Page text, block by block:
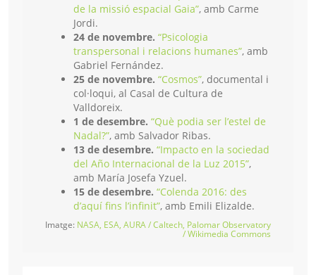
de la missió espacial Gaia”, amb Carme
Jordi.
24 de novembre. “Psicologia
transpersonal i relacions humanes”, amb
Gabriel Fernández.
25 de novembre. “Cosmos”, documental i
col·loqui, al Casal de Cultura de
Valldoreix.
1 de desembre. “Què podia ser l’estel de
Nadal?”, amb Salvador Ribas.
13 de desembre. “Impacto en la sociedad
del Año Internacional de la Luz 2015”,
amb María Josefa Yzuel.
15 de desembre. “Colenda 2016: des
d’aquí fins l’infinit”, amb Emili Elizalde.
Imatge: NASA, ESA, AURA / Caltech, Palomar Observatory
/ Wikimedia Commons